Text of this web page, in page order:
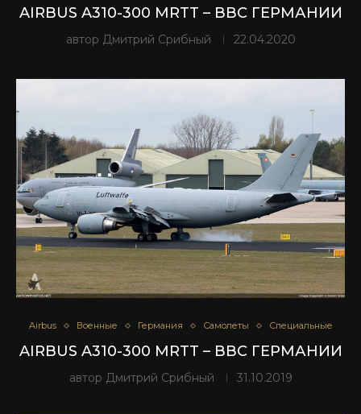
AIRBUS A310-300 MRTT – ВВС ГЕРМАНИИ
автор Дмитрий Срибный 22.04.2020
Airbus Военные Германия Самолеты Специальные
AIRBUS A310-300 MRTT – ВВС ГЕРМАНИИ
автор Дмитрий Срибный 31.10.2019